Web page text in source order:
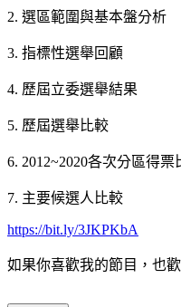
2. 選區範圍與基本盤分析
3. 指標性選舉回顧
4. 歷屆立委選舉結果
5. 歷屆選舉比較
6. 2012~2020各次分區得票
7. 主要候選人比較
https://bit.ly/3JKPKbA
如果你喜歡我的節目，也